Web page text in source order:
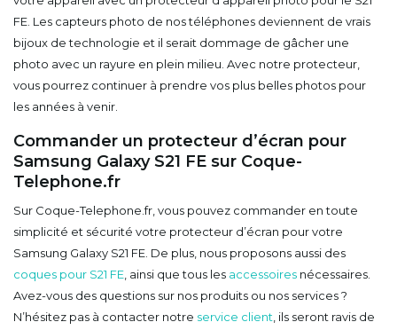
FE. Les capteurs photo de nos téléphones deviennent de vrais
bijoux de technologie et il serait dommage de gâcher une
photo avec un rayure en plein milieu. Avec notre protecteur,
vous pourrez continuer à prendre vos plus belles photos pour
les années à venir.
Commander un protecteur d’écran pour
Samsung Galaxy S21 FE sur Coque-
Telephone.fr
Sur Coque-Telephone.fr, vous pouvez commander en toute
simplicité et sécurité votre protecteur d’écran pour votre
Samsung Galaxy S21 FE. De plus, nous proposons aussi des
coques pour S21 FE, ainsi que tous les accessoires nécessaires.
Avez-vous des questions sur nos produits ou nos services ?
N’hésitez pas à contacter notre service client, ils seront ravis de